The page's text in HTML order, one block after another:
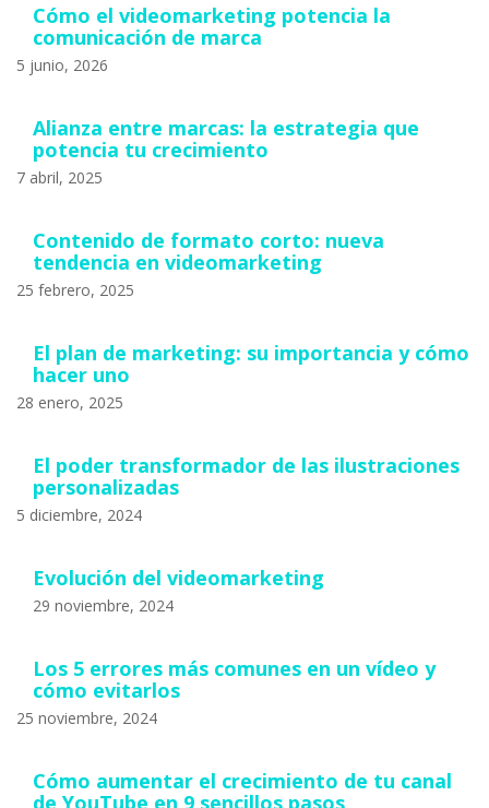
Cómo el videomarketing potencia la
comunicación de marca
5 junio, 2026
Alianza entre marcas: la estrategia que
potencia tu crecimiento
7 abril, 2025
Contenido de formato corto: nueva
tendencia en videomarketing
25 febrero, 2025
El plan de marketing: su importancia y cómo
hacer uno
28 enero, 2025
El poder transformador de las ilustraciones
personalizadas
5 diciembre, 2024
Evolución del videomarketing
29 noviembre, 2024
Los 5 errores más comunes en un vídeo y
cómo evitarlos
25 noviembre, 2024
Cómo aumentar el crecimiento de tu canal
de YouTube en 9 sencillos pasos